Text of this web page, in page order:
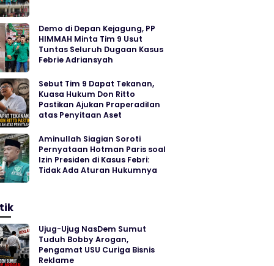
Demo di Depan Kejagung, PP
HIMMAH Minta Tim 9 Usut
Tuntas Seluruh Dugaan Kasus
Febrie Adriansyah
Sebut Tim 9 Dapat Tekanan,
Kuasa Hukum Don Ritto
Pastikan Ajukan Praperadilan
atas Penyitaan Aset
Aminullah Siagian Soroti
Pernyataan Hotman Paris soal
Izin Presiden di Kasus Febri:
Tidak Ada Aturan Hukumnya
Ujug-Ujug NasDem Sumut
Tuduh Bobby Arogan,
Pengamat USU Curiga Bisnis
Reklame